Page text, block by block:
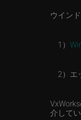
ウイン
1）
2）エ
介して